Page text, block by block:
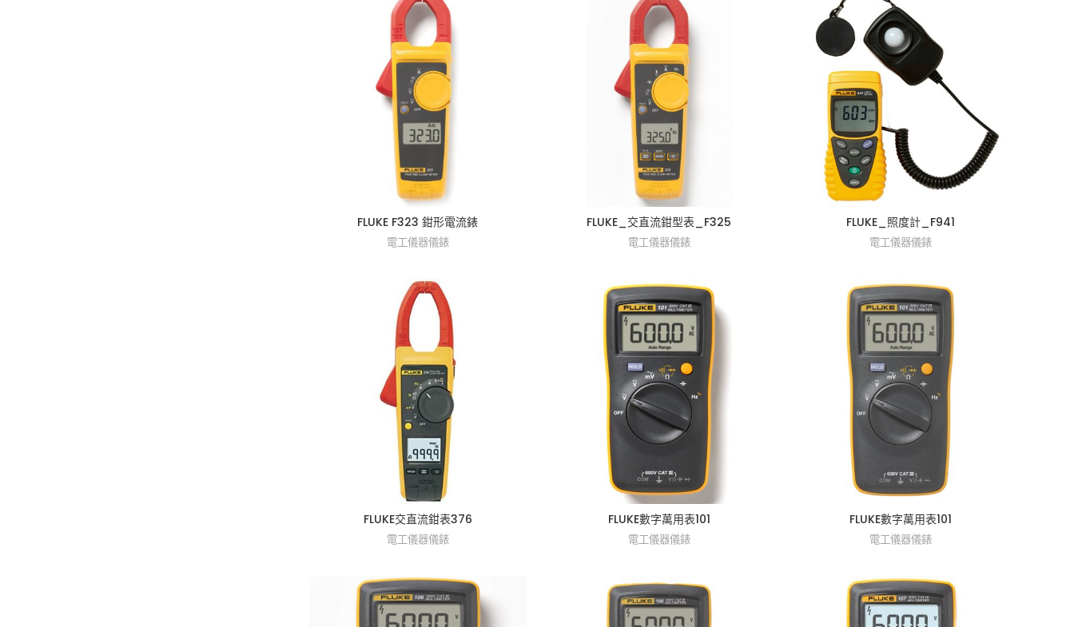
FLUKE F323 鉗形電流錶
電工儀器儀錶
FLUKE_交直流鉗型表_F325
電工儀器儀錶
FLUKE_照度計_F941
電工儀器儀錶
FLUKE交直流鉗表376
電工儀器儀錶
FLUKE數字萬用表101
電工儀器儀錶
FLUKE數字萬用表101
電工儀器儀錶